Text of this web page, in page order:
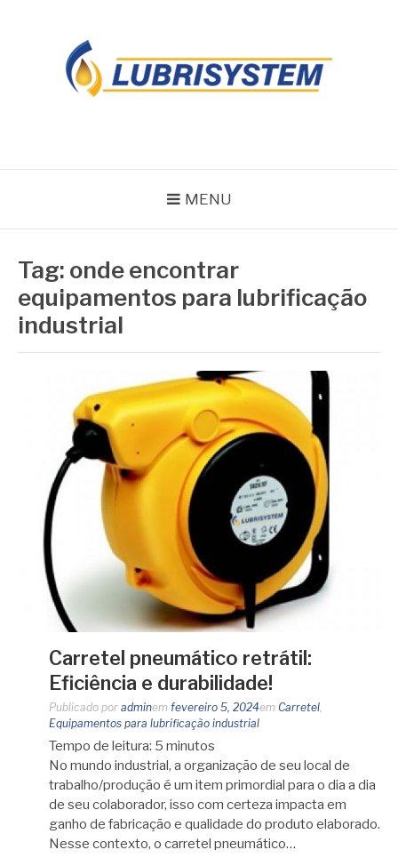
MENU
Tag: onde encontrar
equipamentos para lubrificação
industrial
Carretel pneumático retrátil:
Eficiência e durabilidade!
Publicado por adminem fevereiro 5, 2024em Carretel,
Equipamentos para lubrificação industrial
Tempo de leitura: 5 minutos
No mundo industrial, a organização de seu local de
trabalho/produção é um item primordial para o dia a dia
de seu colaborador, isso com certeza impacta em
ganho de fabricação e qualidade do produto elaborado.
Nesse contexto, o carretel pneumático…